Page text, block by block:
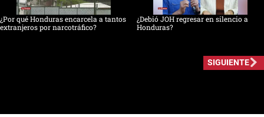
¿Por qué Honduras encarcela a tantos
extranjeros por narcotráfico?
¿Debió JOH regresar en silencio a
Honduras?
SIGUIENTE